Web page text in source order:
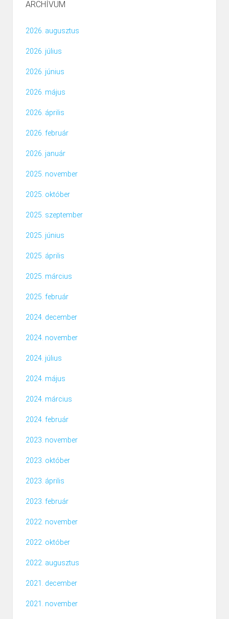
ARCHÍVUM
2026. augusztus
2026. július
2026. június
2026. május
2026. április
2026. február
2026. január
2025. november
2025. október
2025. szeptember
2025. június
2025. április
2025. március
2025. február
2024. december
2024. november
2024. július
2024. május
2024. március
2024. február
2023. november
2023. október
2023. április
2023. február
2022. november
2022. október
2022. augusztus
2021. december
2021. november